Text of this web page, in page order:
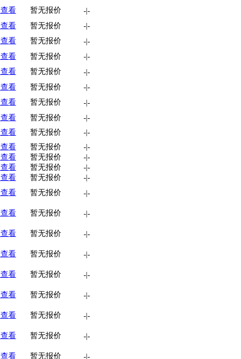
查看 暂无报价 -|-
查看 暂无报价 -|-
查看 暂无报价 -|-
查看 暂无报价 -|-
查看 暂无报价 -|-
查看 暂无报价 -|-
查看 暂无报价 -|-
查看 暂无报价 -|-
查看 暂无报价 -|-
查看 暂无报价 -|-
查看 暂无报价 -|-
查看 暂无报价 -|-
查看 暂无报价 -|-
查看 暂无报价 -|-
查看 暂无报价 -|-
查看 暂无报价 -|-
查看 暂无报价 -|-
查看 暂无报价 -|-
查看 暂无报价 -|-
查看 暂无报价 -|-
查看 暂无报价 -|-
查看 暂无报价 -|-